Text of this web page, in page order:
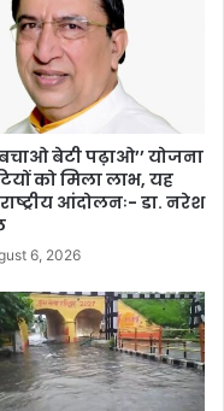
बेटी पढ़ाओ’’ योजना
को मिला लाभ, यह
आंदोलनः- डा. नरेश
6, 2026